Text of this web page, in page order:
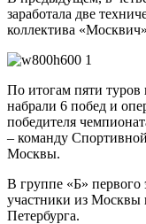
заработала две
коллектива
По итогам пяти
набрали 6 побед и
победителя
– команду
Москвы.
В группе «Б» первого
участники из Москвы
Петербурга.